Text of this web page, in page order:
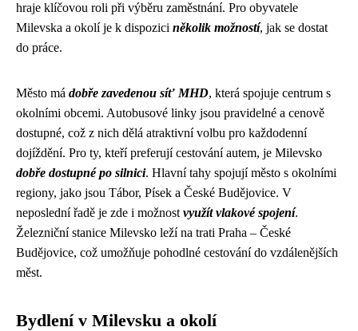
hraje klíčovou roli při výběru zaměstnání. Pro obyvatele
Milevska a okolí je k dispozici několik možností, jak se dostat
do práce.
Město má dobře zavedenou síť MHD, která spojuje centrum s
okolními obcemi. Autobusové linky jsou pravidelné a cenově
dostupné, což z nich dělá atraktivní volbu pro každodenní
dojíždění. Pro ty, kteří preferují cestování autem, je Milevsko
dobře dostupné po silnici. Hlavní tahy spojují město s okolními
regiony, jako jsou Tábor, Písek a České Budějovice. V
neposlední řadě je zde i možnost využít vlakové spojení.
Železniční stanice Milevsko leží na trati Praha – České
Budějovice, což umožňuje pohodlné cestování do vzdálenějších
měst.
Bydlení v Milevsku a okolí